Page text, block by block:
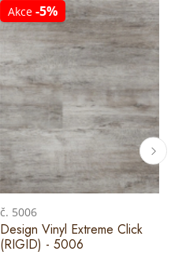
Akce -5%
č. 5006
Design Vinyl Extreme Click
(RIGID) - 5006